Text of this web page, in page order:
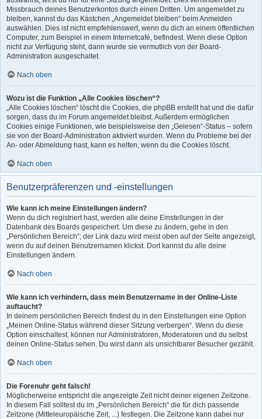
Missbrauch deines Benutzerkontos durch einen Dritten. Um angemeldet zu
bleiben, kannst du das Kästchen „Angemeldet bleiben“ beim Anmelden
auswählen. Dies ist nicht empfehlenswert, wenn du dich an einem öffentlichen
Computer, zum Beispiel in einem Internetcafé, befindest. Wenn diese Option
nicht zur Verfügung steht, dann wurde sie vermutlich von der Board-
Administration ausgeschaltet.
Nach oben
Wozu ist die Funktion „Alle Cookies löschen“?
„Alle Cookies löschen“ löscht die Cookies, die phpBB erstellt hat und die dafür
sorgen, dass du im Forum angemeldet bleibst. Außerdem ermöglichen
Cookies einige Funktionen, wie beispielsweise den „Gelesen“-Status – sofern
sie von der Board-Administration aktiviert wurden. Wenn du Probleme bei der
An- oder Abmeldung hast, kann es helfen, wenn du die Cookies löscht.
Nach oben
Benutzerpräferenzen und -einstellungen
Wie kann ich meine Einstellungen ändern?
Wenn du dich registriert hast, werden alle deine Einstellungen in der
Datenbank des Boards gespeichert. Um diese zu ändern, gehe in den
„Persönlichen Bereich“; der Link dazu wird meist oben auf der Seite angezeigt,
wenn du auf deinen Benutzernamen klickst. Dort kannst du alle deine
Einstellungen ändern.
Nach oben
Wie kann ich verhindern, dass mein Benutzername in der Online-Liste
auftaucht?
In deinem persönlichen Bereich findest du in den Einstellungen eine Option
„Meinen Online-Status während dieser Sitzung verbergen“. Wenn du diese
Option einschaltest, können nur Administratoren, Moderatoren und du selbst
deinen Online-Status sehen. Du wirst dann als unsichtbarer Besucher gezählt.
Nach oben
Die Forenuhr geht falsch!
Möglicherweise entspricht die angezeigte Zeit nicht deiner eigenen Zeitzone.
In diesem Fall solltest du im „Persönlichen Bereich“ die für dich passende
Zeitzone (Mitteleuropäische Zeit, ...) festlegen. Die Zeitzone kann dabei nur